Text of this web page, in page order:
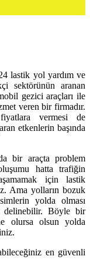
lastik yol yardım ve
sektörünün aranan
gezici araçları ile
veren bir firmadır.
vermesi de
etkenlerin başında
bir araçta problem
hatta trafiğin
için lastik
Ama yolların bozuk
yolda olması
delinebilir. Böyle bir
olursa olsun yolda
en güvenli